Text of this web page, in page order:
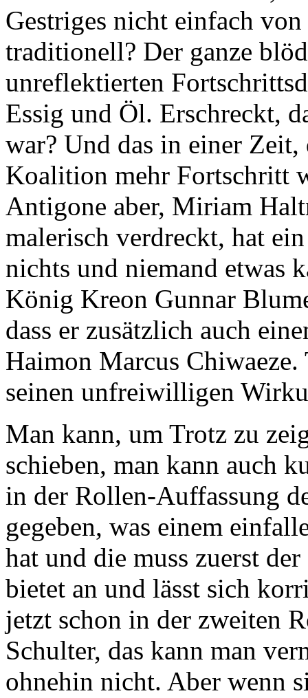
Gestriges nicht einfach
traditionell? Der ganze
unreflektierten
Essig und Öl. Erschreckt,
war? Und das in einer
Koalition mehr Fortschritt
Antigone aber, Miriam
malerisch verdreckt, hat
nichts und niemand etwas
König Kreon Gunnar
dass er zusätzlich auch
Haimon Marcus
seinen unfreiwilligen
Man kann, um Trotz zu
schieben, man kann auch
in der Rollen-Auffassung
gegeben, was einem
hat und die muss zuerst
bietet an und lässt sich
jetzt schon in der zweiten
Schulter, das kann man
ohnehin nicht. Aber wenn